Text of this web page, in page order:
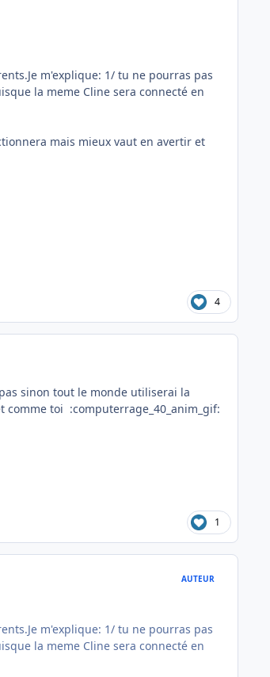
m'explique: 1/ tu ne pourras pas
la meme Cline sera connecté en
mais mieux vaut en avertir et
4
sinon tout le monde utiliserai la
toi :computerrage_40_anim_gif:
1
AUTEUR
m'explique: 1/ tu ne pourras pas
la meme Cline sera connecté en